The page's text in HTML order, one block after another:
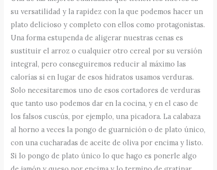
su versatilidad y la rapidez con la que podemos hacer un
plato delicioso y completo con ellos como protagonistas.
Una forma estupenda de aligerar nuestras cenas es
sustituir el arroz o cualquier otro cereal por su versión
integral, pero conseguiremos reducir al máximo las
calorías si en lugar de esos hidratos usamos verduras.
Solo necesitaremos uno de esos cortadores de verduras
que tanto uso podemos dar en la cocina, y en el caso de
los falsos cuscús, por ejemplo, una picadora. La calabaza
al horno a veces la pongo de guarnición o de plato único,
con una cucharadas de aceite de oliva por encima y listo.
Si lo pongo de plato único lo que hago es ponerle algo